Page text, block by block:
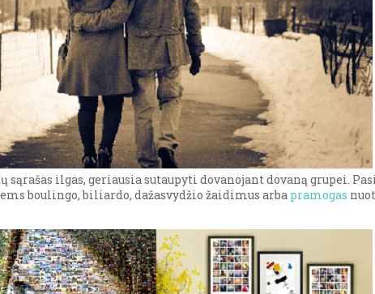
sąrašas ilgas, geriausia sutaupyti dovanojant dovaną grupei.
boulingo, biliardo, dažasvydžio žaidimus arba pramogas